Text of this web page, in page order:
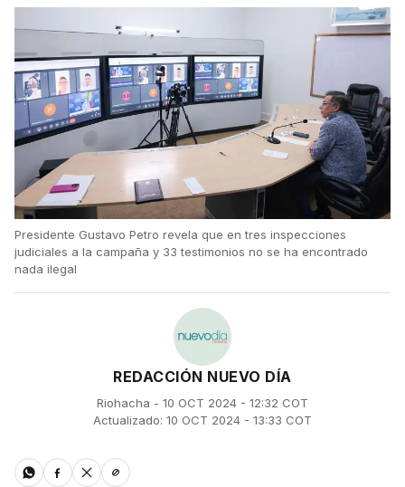
Presidente Gustavo Petro revela que en tres inspecciones
judiciales a la campaña y 33 testimonios no se ha encontrado
nada ilegal
REDACCIÓN NUEVO DÍA
Riohacha - 10 OCT 2024 - 12:32 COT
Actualizado: 10 OCT 2024 - 13:33 COT